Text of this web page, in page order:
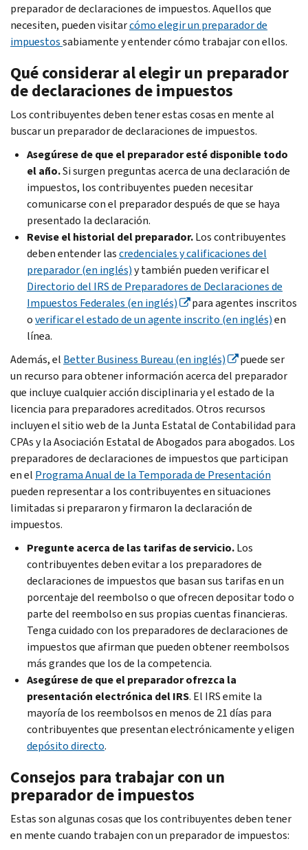
preparador de declaraciones de impuestos. Aquellos que
necesiten, pueden visitarcómo elegir un preparador de
impuestossabiamente y entender cómo trabajar con ellos.
Qué considerar al elegir un preparador
de declaraciones de impuestos
Los contribuyentes deben tener estas cosas en mente al
buscar un preparador de declaraciones de impuestos.
Asegúrese de que el preparador esté disponible todo
el año.Si surgen preguntas acerca de una declaración de
impuestos, los contribuyentes pueden necesitar
comunicarse con el preparador después de que se haya
presentado la declaración.
Revise el historial del preparador.Los contribuyentes
deben entender lascredenciales y calificaciones del
preparador (en inglés)y también pueden verificar el
Directorio del IRS de Preparadores de Declaraciones de
Impuestos Federales (en inglés)
para agentes inscritos
overificar el estado de un agente inscrito (en inglés)en
línea.
Además, el Better Business Bureau (en inglés)
puede ser
un recurso para obtener información acerca del preparador
que incluye cualquier acción disciplinaria y el estado de la
licencia para preparadores acreditados. Otros recursos
incluyen el sitio web de la Junta Estatal de Contabilidad para
CPAs y la Asociación Estatal de Abogados para abogados. Los
preparadores de declaraciones de impuestos que participan
en el Programa Anual de la Temporada de Presentación
pueden representar a los contribuyentes en situaciones
limitadas si prepararon y firmaron la declaración de
impuestos.
Pregunte acerca de las tarifas de servicio.Los
contribuyentes deben evitar a los preparadores de
declaraciones de impuestos que basan sus tarifas en un
porcentaje del reembolso o que ofrecen depositar todo o
parte del reembolso en sus propias cuentas financieras.
Tenga cuidado con los preparadores de declaraciones de
impuestos que afirman que pueden obtener reembolsos
más grandes que los de la competencia.
Asegúrese de que el preparador ofrezca la
presentación electrónica del IRS. El IRS emite la
mayoría de los reembolsos en menos de 21 días para
contribuyentes que presentan electrónicamente y eligen
depósito directo.
Consejos para trabajar con un
preparador de impuestos
Estas son algunas cosas que los contribuyentes deben tener
en mente cuando trabajen con un preparador de impuestos: